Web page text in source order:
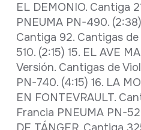
EL DEMONIO. Cantiga
PNEUMA PN-490.
Cantiga 92. Cantigas
510. (2:15) 15. EL AVE
Versión. Cantigas de
PN-740. (4:15) 16. LA
EN FONTEVRAULT.
Francia PNEUMA PN-